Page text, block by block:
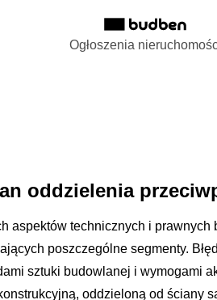
Ogłoszenia
oddzielenia
aspektów technicznych i prawnych
poszczególne segmenty.
sztuki budowlanej i wymogami
oddzieloną od ściany